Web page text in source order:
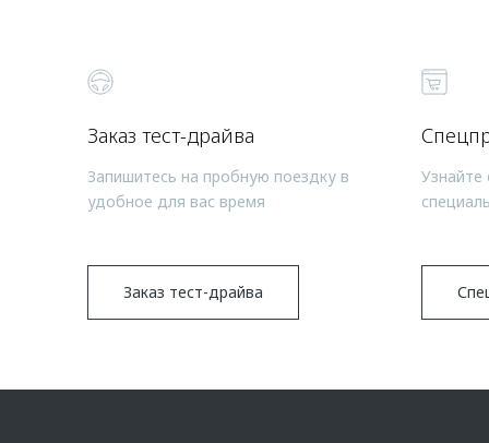
Заказ тест-драйва
Запишитесь на пробную поездку в
удобное для вас время
Заказ тест-драйва
Узнайте